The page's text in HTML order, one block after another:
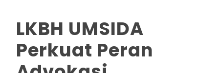
LKBH UMSIDA
Perkuat Peran